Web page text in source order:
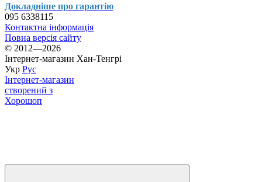
Докладніше про гарантію
095 6338115
Контактна інформація
Повна версія сайту
© 2012—2026
Інтернет-магазин Хан-Тенгрі
Укр Рус
Інтернет-магазин
створений з
Хорошоп